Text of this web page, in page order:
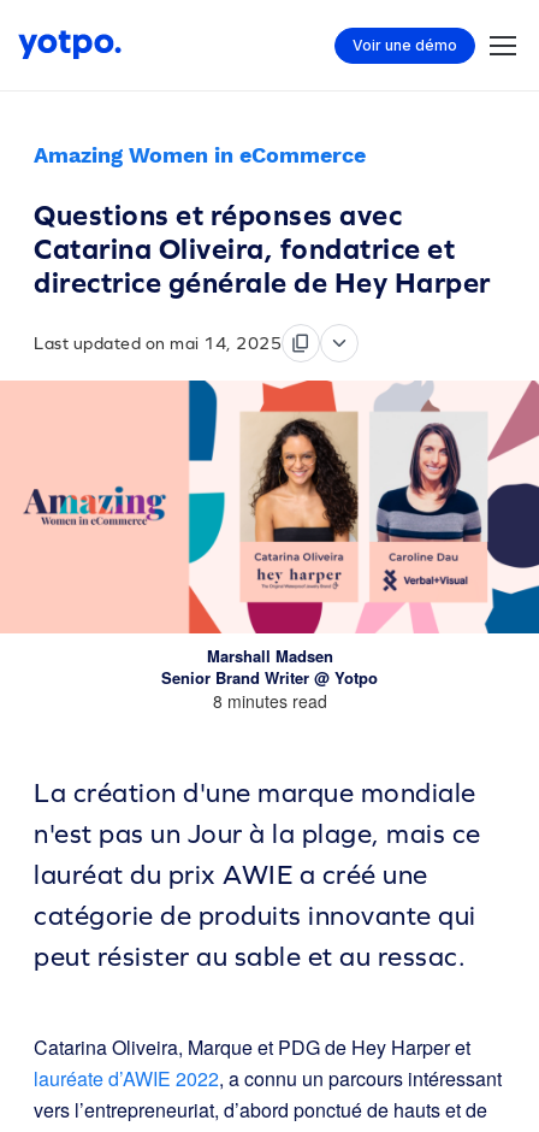
Voir une démo
Amazing Women in eCommerce
Questions et réponses avec
Catarina Oliveira, fondatrice et
directrice générale de Hey Harper
Last updated on mai 14, 2025
Marshall Madsen
Senior Brand Writer @ Yotpo
8 minutes read
La création d'une marque mondiale
n'est pas un Jour à la plage, mais ce
lauréat du prix AWIE a créé une
catégorie de produits innovante qui
peut résister au sable et au ressac.
Catarina Oliveira, Marque et PDG de Hey Harper et
lauréate d’AWIE 2022, a connu un parcours intéressant
vers l’entrepreneuriat, d’abord ponctué de hauts et de